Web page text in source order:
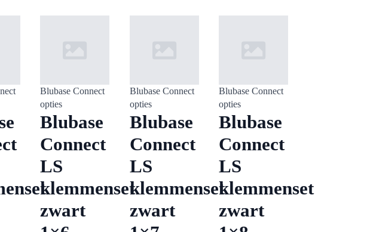
Blubase Connect
opties
Blubase
Connect
LS
klemmenset
zwart
Blubase Connect
opties
Blubase
Connect
LS
klemmenset
zwart
Blubase Connect
opties
Blubase
Connect
LS
klemmenset
zwart